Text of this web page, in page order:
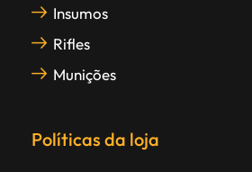
Insumos
Rifles
Munições
Políticas da loja